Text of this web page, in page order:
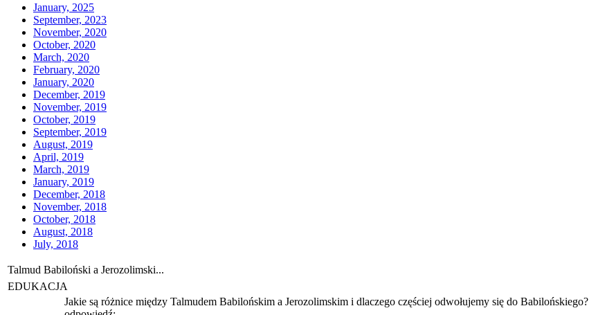
January, 2025
September, 2023
November, 2020
October, 2020
March, 2020
February, 2020
January, 2020
December, 2019
November, 2019
October, 2019
September, 2019
August, 2019
April, 2019
March, 2019
January, 2019
December, 2018
November, 2018
October, 2018
August, 2018
July, 2018
Talmud Babiloński a Jerozolimski...
EDUKACJA
Jakie są różnice między Talmudem Babilońskim a Jerozolimskim i dlaczego częściej odwołujemy się do Babilońskiego?